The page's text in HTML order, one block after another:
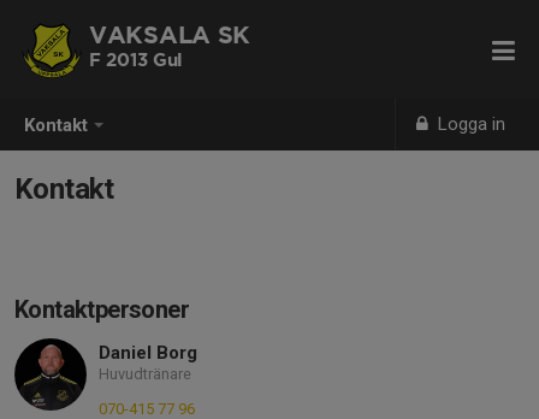
Kontakt Logga in
VAKSALA SK
F 2013 Gul
Kontakt
Kontaktpersoner
Daniel Borg
Huvudtränare
070-415 77 96